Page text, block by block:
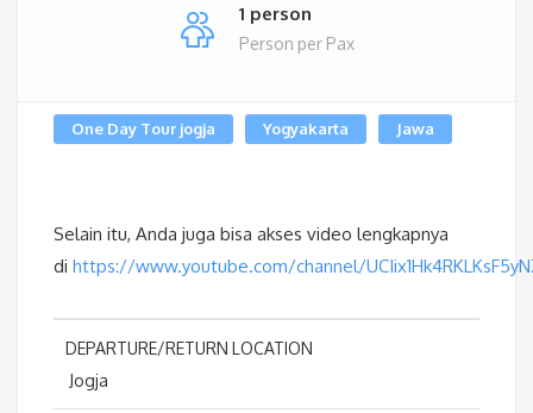
1 person
Person per Pax
One Day Tour jogja Yogyakarta Jawa
Selain itu, Anda juga bisa akses video lengkapnya
di https://www.youtube.com/channel/
DEPARTURE/RETURN LOCATION
Jogja